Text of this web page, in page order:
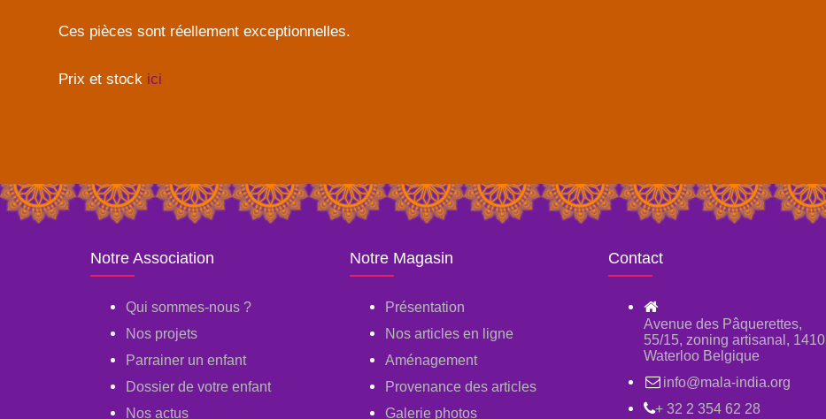
Ces pièces sont réellement exceptionnelles.
Prix et stock ici
Notre Association
Qui sommes-nous ?
Nos projets
Parrainer un enfant
Dossier de votre enfant
Nos actus
Notre Magasin
Présentation
Nos articles en ligne
Aménagement
Provenance des articles
Galerie photos
Contact
Avenue des Pâquerettes,
55/15, zoning artisanal, 1410
Waterloo Belgique
info@mala-india.org
+ 32 2 354 62 28